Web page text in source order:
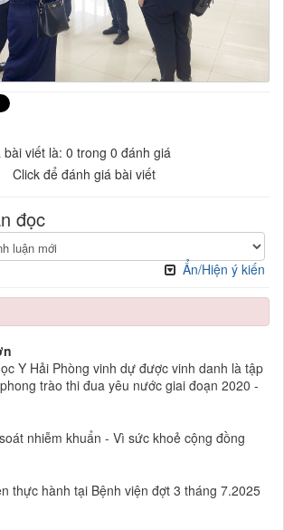
viết là: 0 trong 0 đánh giá
Click để đánh giá bài viết
đọc
Ẩn/Hiện ý kiến
Y Hải Phòng vinh dự được vinh danh là tập
trào thi đua yêu nước giai đoạn 2020 -
nhiễm khuẩn - Vì sức khoẻ cộng đồng
thực hành tại Bệnh viện đợt 3 tháng 7.2025